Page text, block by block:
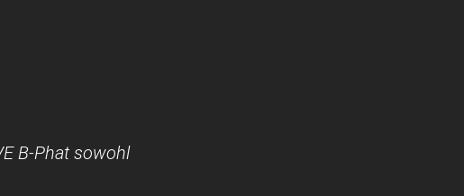
B-Phat sowohl